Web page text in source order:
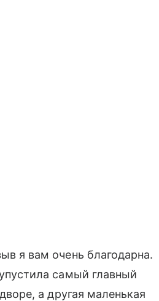
я вам очень благодарна.
самый главный
а другая маленькая